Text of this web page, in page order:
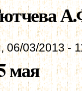
06/03/2013 -
мая